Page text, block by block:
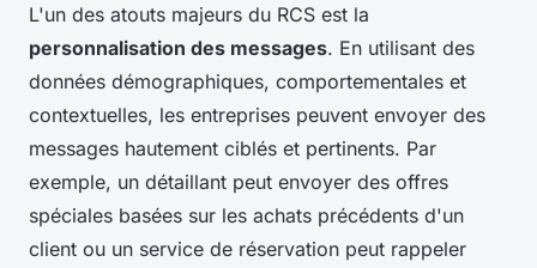
L'un des atouts majeurs du RCS est la
personnalisation des messages. En utilisant des
données démographiques, comportementales et
contextuelles, les entreprises peuvent envoyer des
messages hautement ciblés et pertinents. Par
exemple, un détaillant peut envoyer des offres
spéciales basées sur les achats précédents d'un
client ou un service de réservation peut rappeler